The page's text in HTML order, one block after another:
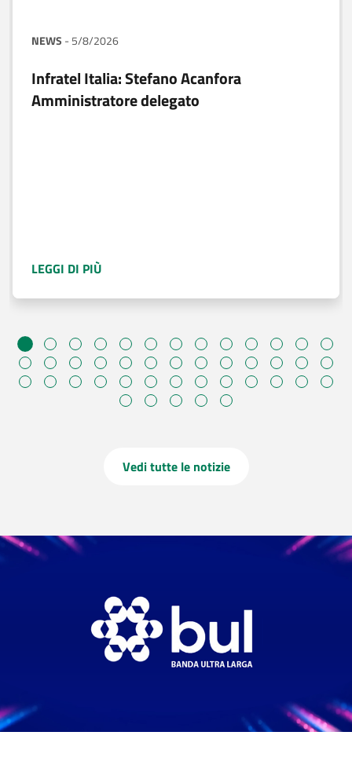
NEWS - 5/8/2026
Infratel Italia: Stefano Acanfora
Amministratore delegato
LEGGI DI PIÙ
Vedi tutte le notizie